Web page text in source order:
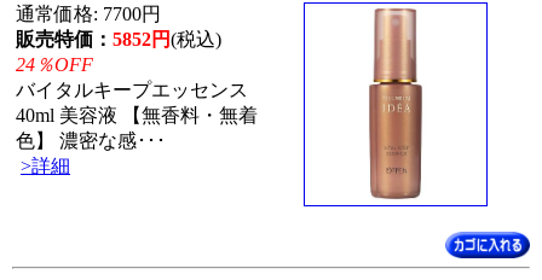
通常価格: 7700円
販売特価： 5852円(税込)
24％OFF
バイタルキープエッセンス
40ml 美容液 【無香料・無着
色】 濃密な感･･･
>詳細